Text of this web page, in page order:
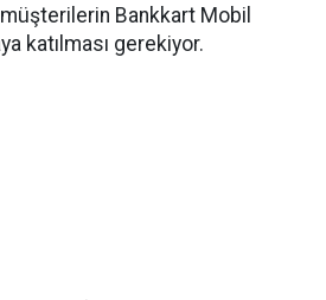
Bankkart Mobil
katılması gerekiyor.